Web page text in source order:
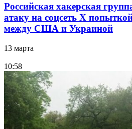
Российская хакерская
атаку на соцсеть Х
между США и Украиной
13 марта
10:58